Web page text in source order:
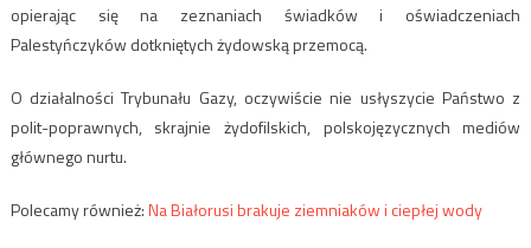
opierając się na zeznaniach świadków i oświadczeniach
Palestyńczyków dotkniętych żydowską przemocą.
O działalności Trybunału Gazy, oczywiście nie usłyszycie Państwo z
polit-poprawnych, skrajnie żydofilskich, polskojęzycznych mediów
głównego nurtu.
Polecamy również:Na Białorusi brakuje ziemniaków i ciepłej wody